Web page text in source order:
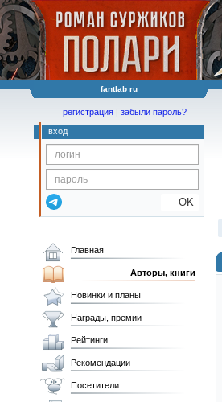
fantlab ru
регистрация | забыли пароль?
вход
OK
Главная
Авторы, книги
Новинки и планы
Награды, премии
Рейтинги
Рекомендации
Посетители